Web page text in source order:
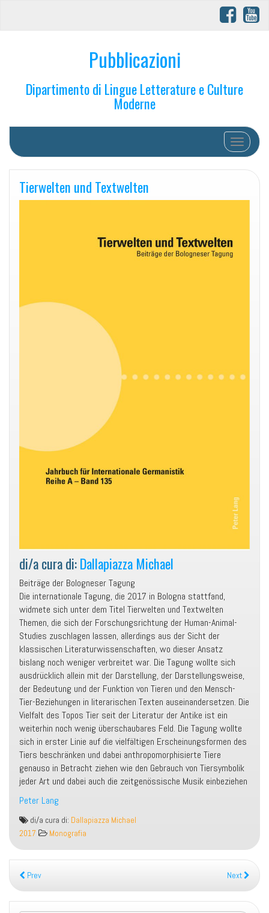
Pubblicazioni
Dipartimento di Lingue Letterature e Culture
Moderne
Toggle
Tierwelten und Textwelten
di/a cura di:Dallapiazza Michael
Beiträge der Bologneser Tagung
Die internationale Tagung, die 2017 in Bologna stattfand,
widmete sich unter dem Titel Tierwelten und Textwelten
Themen, die sich der Forschungsrichtung der Human-Animal-
Studies zuschlagen lassen, allerdings aus der Sicht der
klassischen Literaturwissenschaften, wo dieser Ansatz
bislang noch weniger verbreitet war. Die Tagung wollte sich
ausdrücklich allein mit der Darstellung, der Darstellungsweise,
der Bedeutung und der Funktion von Tieren und den Mensch-
Tier-Beziehungen in literarischen Texten auseinandersetzen. Die
Vielfalt des Topos Tier seit der Literatur der Antike ist ein
weiterhin noch wenig überschaubares Feld. Die Tagung wollte
sich in erster Linie auf die vielfältigen Erscheinungsformen des
Tiers beschränken und dabei anthropomorphisierte Tiere
genauso in Betracht ziehen wie den Gebrauch von Tiersymbolik
jeder Art und dabei auch die zeitgenössische Musik einbeziehen
Peter Lang
Tierwelten
und
di/a cura di: Dallapiazza Michael
2017
Monografia
Prev Next